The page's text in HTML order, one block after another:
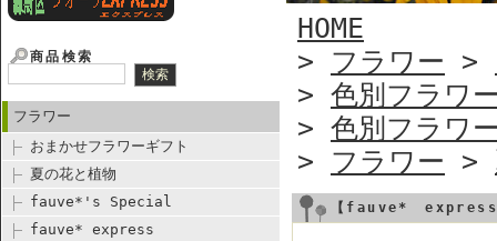
商品検索
フラワー
おまかせフラワーギフト
夏の花と植物
fauve*'s Special
fauve* express
HOME
> フラワー >
> 色別フラワ
> 色別フラワ
> フラワー >
【fauve* express